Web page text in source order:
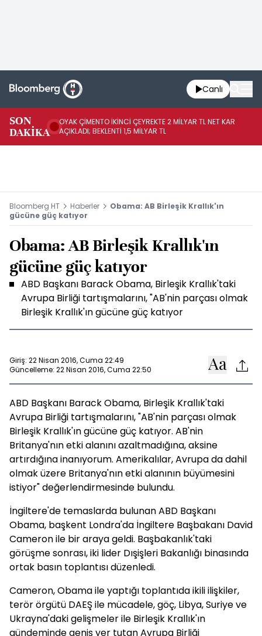
Canlı
SON
DAKİKA
OYAK ÇİMENTO İKİNCİ ÇEYREKTE 2 MİLYAR TL NET KAR
AÇIKLADI; BEKLENTİ 1,5 MİLYAR TL
Bloomberg HT Haberler
Obama: AB Birleşik Krallık'ın
gücüne güç katıyor
Obama: AB Birleşik Krallık'ın
gücüne güç katıyor
ABD Başkanı Barack Obama, Birleşik Krallık'taki
Avrupa Birliği tartışmalarını, "AB'nin parçası olmak
Birleşik Krallık'ın gücüne güç katıyor
Giriş: 22 Nisan 2016, Cuma 22:49
Güncelleme: 22 Nisan 2016, Cuma 22:50
ABD Başkanı Barack Obama, Birleşik Krallık'taki
Avrupa Birliği tartışmalarını, "AB'nin parçası olmak
Birleşik Krallık'ın gücüne güç katıyor. AB'nin
Britanya'nın etki alanını azaltmadığına, aksine
artırdığına inanıyorum. Amerikalılar, Avrupa da dahil
olmak üzere Britanya'nın etki alanının büyümesini
istiyor" değerlendirmesinde bulundu.
İngiltere'de temaslarda bulunan ABD Başkanı
Obama, başkent Londra'da İngiltere Başbakanı David
Cameron ile bir araya geldi. Başbakanlık'taki
görüşme sonrası, iki lider Dışişleri Bakanlığı binasında
ortak basın toplantısı düzenledi.
Cameron, Obama ile yaptığı toplantıda ikili ilişkiler,
terör örgütü DAEŞ ile mücadele, göç, Libya, Suriye ve
Ukrayna'daki gelişmeler ile Birleşik Krallık'ın
gündeminde geniş yer tutan Avrupa Birliği